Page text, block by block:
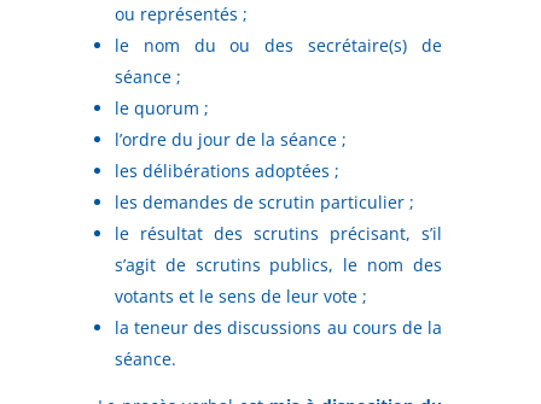
ou représentés ;
le nom du ou des secrétaire(s) de
séance ;
le quorum ;
l’ordre du jour de la séance ;
les délibérations adoptées ;
les demandes de scrutin particulier ;
le résultat des scrutins précisant, s’il
s’agit de scrutins publics, le nom des
votants et le sens de leur vote ;
la teneur des discussions au cours de la
séance.